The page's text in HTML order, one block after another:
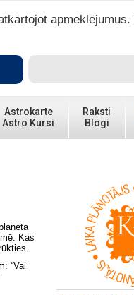
Astrokarte
Astro Kursi
Raksti
Blogi
Kas
“Vai